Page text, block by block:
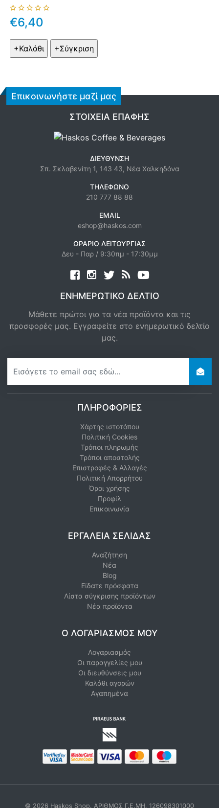
€6,40
Επικοινωνήστε μαζί μας
ΣΤΟΙΧΕΊΑ ΕΠΑΦΉΣ
ΔΙΕΎΘΥΝΣΗ
Σπ. Σκλαβενίτη 1, 143 43, Νέα Χαλκηδόνα
ΤΗΛΈΦΩΝΟ
210 777 88 88
EMAIL
eshop@haskos.com
ΩΡΆΡΙΟ ΛΕΙΤΟΥΡΓΊΑΣ
Δευ - Παρ / 9:30πμ - 17:30μμ
Facebook twitternews rss
ΕΝΗΜΕΡΩΤΙΚΌ ΔΕΛΤΊΟ
Μάθετε πρώτοι για τα νέα προϊόντα και τις
προσφορές μας. Εγγραφείτε στο ενημερωτικό δελτίο
μας.
ΠΛΗΡΟΦΟΡΊΕΣ
Χάρτης ιστοτόπου
Πολιτική Cookies
Τρόποι πληρωμής
Τρόποι αποστολής
Επιστροφές & Αλλαγές
Πολιτική Απορρήτου
Όροι χρήσης
Προφίλ
Επικοινωνία
ΕΡΓΑΛΕΊΑ ΣΕΛΊΔΑΣ
Αναζήτηση
Νέα
Blog
Είδατε πρόσφατα
Λίστα σύγκρισης προϊόντων
Νέα προϊόντα
Ο ΛΟΓΑΡΙΑΣΜΌΣ ΜΟΥ
Λογαριασμός
Οι παραγγελίες μου
Οι διευθύνσεις μου
Καλάθι αγορών
Αγαπημένα
© 2026 Haskos Shop. ΑΡΙΘΜΟΣ Γ.Ε.ΜΗ. 126098301000